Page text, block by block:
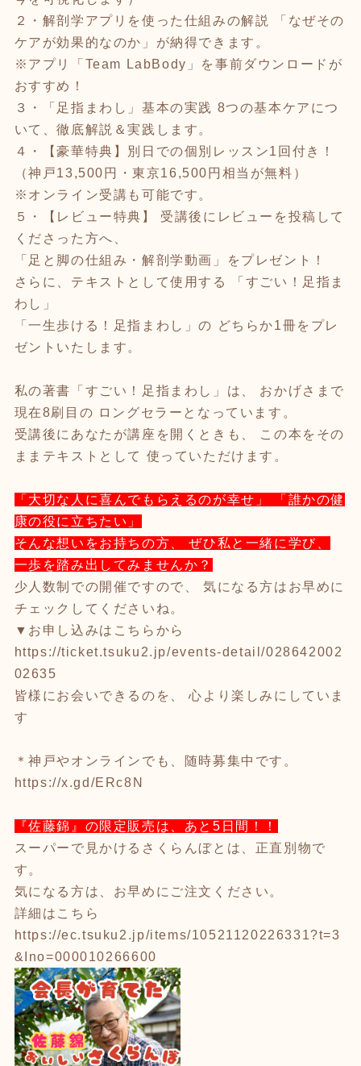
２・解剖学アプリを使った仕組みの解説 「なぜその
ケアが効果的なのか」が納得できます。
※アプリ「Team LabBody」を事前ダウンロードが
おすすめ！
３・「足指まわし」基本の実践 8つの基本ケアにつ
いて、徹底解説＆実践します。
４・【豪華特典】別日での個別レッスン1回付き！
（神戸13,500円・東京16,500円相当が無料）
※オンライン受講も可能です。
５・【レビュー特典】 受講後にレビューを投稿して
くださった方へ、
「足と脚の仕組み・解剖学動画」をプレゼント！
さらに、テキストとして使用する 「すごい！足指ま
わし」
「一生歩ける！足指まわし」の どちらか1冊をプレ
ゼントいたします。
私の著書「すごい！足指まわし」は、 おかげさまで
現在8刷目の ロングセラーとなっています。
受講後にあなたが講座を開くときも、 この本をその
ままテキストとして 使っていただけます。
「大切な人に喜んでもらえるのが幸せ」 「誰かの健
康の役に立ちたい」
そんな想いをお持ちの方、 ぜひ私と一緒に学び、
一歩を踏み出してみませんか？
少人数制での開催ですので、 気になる方はお早めに
チェックしてくださいね。
▼お申し込みはこちらから
https://ticket.tsuku2.jp/events-detail/028642002
02635
皆様にお会いできるのを、 心より楽しみにしていま
す
＊神戸やオンラインでも、随時募集中です。
https://x.gd/ERc8N
『佐藤錦』の限定販売は、あと5日間！！
スーパーで見かけるさくらんぼとは、正直別物で
す。
気になる方は、お早めにご注文ください。
詳細はこちら
https://ec.tsuku2.jp/items/10521120226331?t=3
&Ino=000010266600